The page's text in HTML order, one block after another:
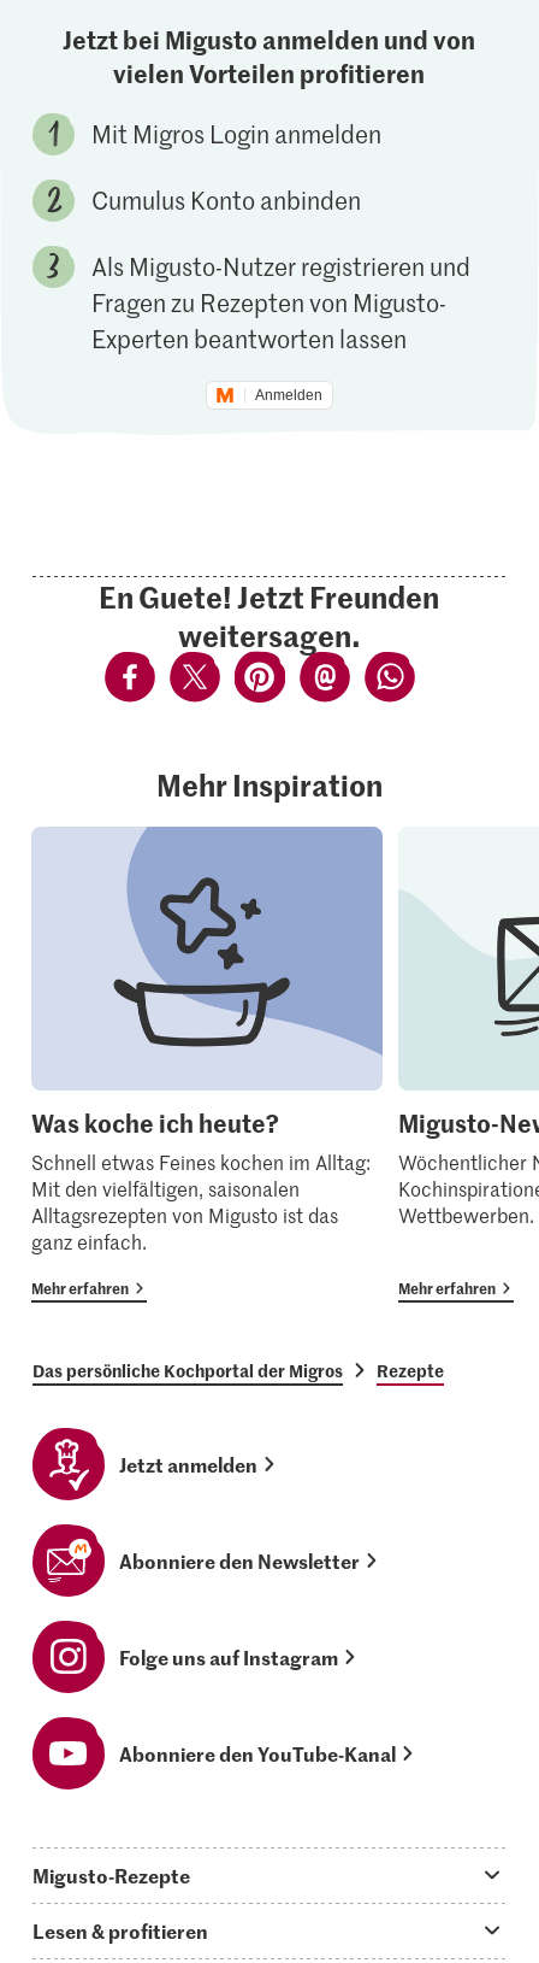
Jetzt bei Migusto anmelden und von
vielen Vorteilen profitieren
Mit Migros Login anmelden
Cumulus Konto anbinden
Als Migusto-Nutzer registrieren und
Fragen zu Rezepten von Migusto-
Experten beantworten lassen
Anmelden
En Guete! Jetzt Freunden
weitersagen.
Mehr Inspiration
Was koche ich heute?
Schnell etwas Feines kochen im Alltag:
Mit den vielfältigen, saisonalen
Alltagsrezepten von Migusto ist das
ganz einfach.
Mehr erfahren
Migusto-
Wöchentlicher
Wettbewerben.
Mehr erfahren
Das persönliche Kochportal der Migros Rezepte
Jetzt anmelden
Abonniere den Newsletter
Folge uns auf Instagram
Abonniere den YouTube-Kanal
Migusto-Rezepte
Lesen & profitieren